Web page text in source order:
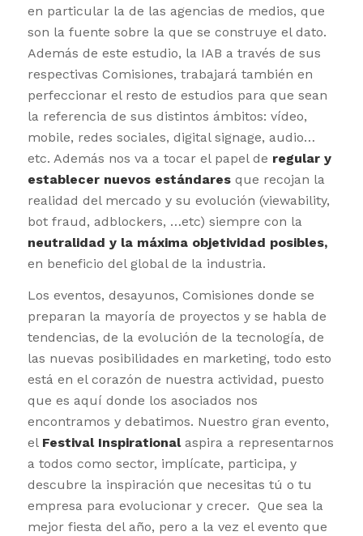
en particular la de las agencias de medios, que
son la fuente sobre la que se construye el dato.
Además de este estudio, la IAB a través de sus
respectivas Comisiones, trabajará también en
perfeccionar el resto de estudios para que sean
la referencia de sus distintos ámbitos: vídeo,
mobile, redes sociales, digital signage, audio…
etc. Además nos va a tocar el papel de regular y
establecer nuevos estándaresque recojan la
realidad del mercado y su evolución (viewability,
bot fraud, adblockers, …etc) siempre con la
neutralidad y la máxima objetividad posibles,
en beneficio del global de la industria.
Los eventos, desayunos, Comisiones donde se
preparan la mayoría de proyectos y se habla de
tendencias, de la evolución de la tecnología, de
las nuevas posibilidades en marketing, todo esto
está en el corazón de nuestra actividad, puesto
que es aquí donde los asociados nos
encontramos y debatimos. Nuestro gran evento,
el Festival Inspirationalaspira a representarnos
a todos como sector, implícate, participa, y
descubre la inspiración que necesitas tú o tu
empresa para evolucionar y crecer. Que sea la
mejor fiesta del año, pero a la vez el evento que